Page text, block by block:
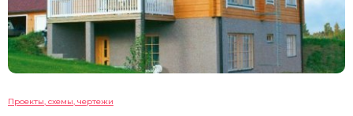
Проекты, схемы, чертежи